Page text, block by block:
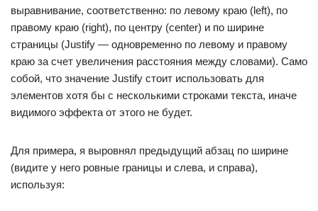
выравнивание, соответственно: по левому краю (left), по
правому краю (right), по центру (center) и по ширине
страницы (Justify — одновременно по левому и правому
краю за счет увеличения расстояния между словами). Само
собой, что значение Justify стоит использовать для
элементов хотя бы с несколькими строками текста, иначе
видимого эффекта от этого не будет.
Для примера, я выровнял предыдущий абзац по ширине
(видите у него ровные границы и слева, и справа),
используя: